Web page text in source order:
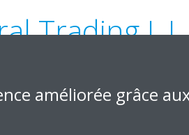
Trading
améliorée grâce